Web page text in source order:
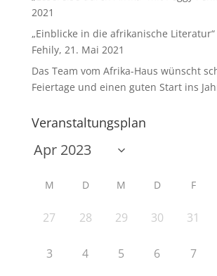
2021
„Einblicke in die afrikanische Literatur“
Fehily, 21. Mai 2021
Das Team vom Afrika-Haus wünscht
Feiertage und einen guten Start ins
Veranstaltungsplan
M D M D F
27 28 29 30 31
3 4 5 6 7